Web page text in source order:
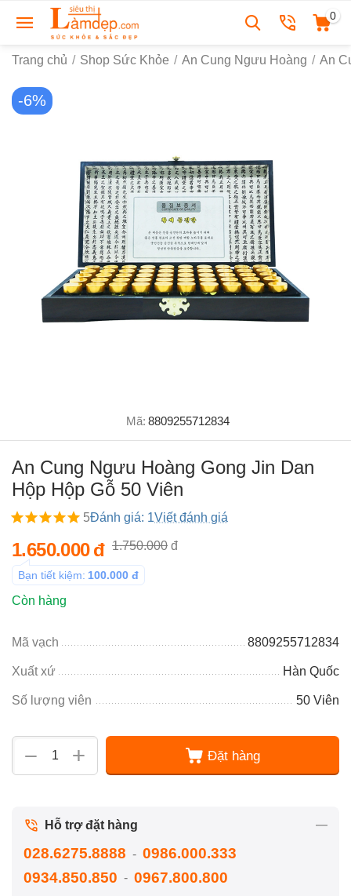
0
Trang chủ / Shop Sức Khỏe / An Cung Ngưu Hoàng / An
-6%
Mã: 8809255712834
An Cung Ngưu Hoàng Gong Jin Dan
Hộp Hộp Gỗ 50 Viên
5Đánh giá: 1Viết đánh giá
1.650.000đ 1.750.000 đ
Bạn tiết kiệm: 100.000 đ
Còn hàng
Mã vạch 8809255712834
Xuất xứ Hàn Quốc
Số lượng viên 50 Viên
+
− Đặt hàng
Hỗ trợ đặt hàng
028.6275.8888 - 0986.000.333
0934.850.850 - 0967.800.800